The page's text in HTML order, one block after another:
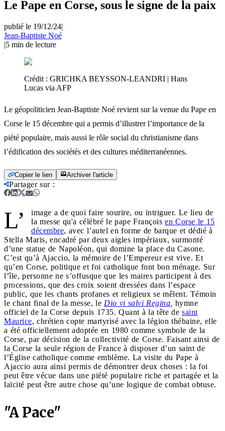
Le Pape en Corse, sous le signe de la paix
publié le 19/12/24|
Jean-Baptiste Noé
|5 min de lecture
Crédit : GRICHKA BEYSSON-LEANDRI | Hans
Lucas via AFP
Le géopoliticien Jean-Baptiste Noé revient sur la venue du Pape en
Corse le 15 décembre qui a permis d’illustrer l’importance de la
piété populaire, mais aussi le rôle social du christianisme dans
l’édification des sociétés et des cultures méditerranéennes.
Copier le lien Archiver l'article
Partager sur:
L’
image a de quoi faire sourire, ou intriguer. Le lieu de
la messe qu'a célébré le pape François en Corse le 15
décembre, avec l’autel en forme de barque et dédié à
Stella Maris, encadré par deux aigles impériaux, surmonté
d’une statue de Napoléon, qui domine la place du Casone.
C’est qu’à Ajaccio, la mémoire de l’Empereur est vive. Et
qu’en Corse, politique et foi catholique font bon ménage. Sur
l’île, personne ne s’offusque que les maires participent à des
processions, que des croix soient dressées dans l’espace
public, que les chants profanes et religieux se mêlent. Témoin
le chant final de la messe, le Dio vi salvi Regina hymne
officiel de la Corse depuis 1735. Quant à la tête de saint
Maurice, chrétien copte martyrisé avec la légion thébaine, elle
a été officiellement adoptée en 1980 comme symbole de la
Corse, par décision de la collectivité de Corse. Faisant ainsi de
la Corse la seule région de France à disposer d’un saint de
l’Église catholique comme emblème. La visite du Pape à
Ajaccio aura ainsi permis de démontrer deux choses : la foi
peut être vécue dans une piété populaire riche et partagée et la
laïcité peut être autre chose qu’une logique de combat obtuse.
"A Pace"